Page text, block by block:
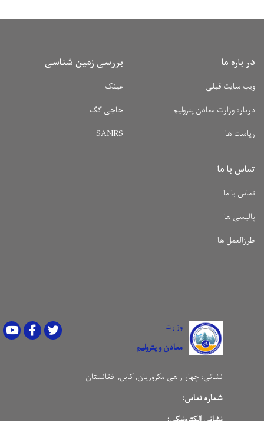
در باره ما
ویب سایت قبلی
درباره وزارت معادن پترولیم
ریاست ها
بررسی زمین شناسی
عینک
حاجی گگ
SANRS
تماس با ما
تماس با ما
پالیسی ها
طرزالعمل ها
وزارت
معادن و پترولیم
YoutubeFacebook
نشانی: چهار راهی مکروریان, کابل, افغانستان
شماره تماس: